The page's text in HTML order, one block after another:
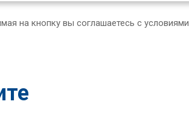
на кнопку вы соглашаетесь с условиями